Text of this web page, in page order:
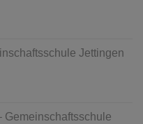
Jettingen
Gemeinschaftsschule